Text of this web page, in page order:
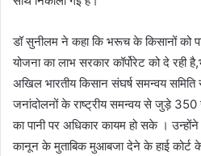
डॉ सुनीलम ने कहा कि भरूच के किसानों को
योजना का लाभ सरकार कॉर्पोरेट को दे
अखिल भारतीय किसान संघर्ष समन्वय
जनांदोलनों के राष्ट्रीय समन्वय से जुड़े
का पानी पर अधिकार कायम हो सके ।
कानून के मुताबिक मुआबजा देने के हाई कोर्ट के